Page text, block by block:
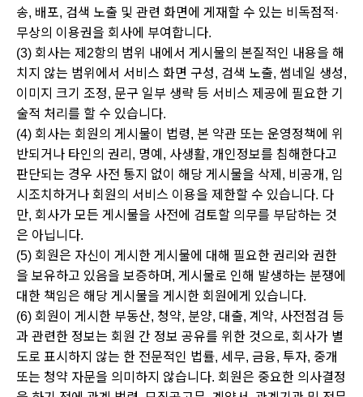
송, 배포, 검색 노출 및 관련 화면에 게재할 수 있는 비독점적·
무상의 이용권을 회사에 부여합니다.
(3) 회사는 제2항의 범위 내에서 게시물의 본질적인 내용을 해
치지 않는 범위에서 서비스 화면 구성, 검색 노출, 썸네일 생성,
이미지 크기 조정, 문구 일부 생략 등 서비스 제공에 필요한 기
술적 처리를 할 수 있습니다.
(4) 회사는 회원의 게시물이 법령, 본 약관 또는 운영정책에 위
반되거나 타인의 권리, 명예, 사생활, 개인정보를 침해한다고
판단되는 경우 사전 통지 없이 해당 게시물을 삭제, 비공개, 임
시조치하거나 회원의 서비스 이용을 제한할 수 있습니다. 다
만, 회사가 모든 게시물을 사전에 검토할 의무를 부담하는 것
은 아닙니다.
(5) 회원은 자신이 게시한 게시물에 대해 필요한 권리와 권한
을 보유하고 있음을 보증하며, 게시물로 인해 발생하는 분쟁에
대한 책임은 해당 게시물을 게시한 회원에게 있습니다.
(6) 회원이 게시한 부동산, 청약, 분양, 대출, 계약, 사전점검 등
과 관련한 정보는 회원 간 정보 공유를 위한 것으로, 회사가 별
도로 표시하지 않는 한 전문적인 법률, 세무, 금융, 투자, 중개
또는 청약 자문을 의미하지 않습니다. 회원은 중요한 의사결정